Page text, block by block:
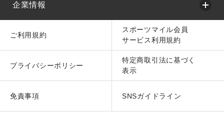
企業情報
ご利用規約
スポーツマイル会員
サービス利用規約
プライバシーポリシー
特定商取引法に基づく
表示
免責事項 SNSガイドライン